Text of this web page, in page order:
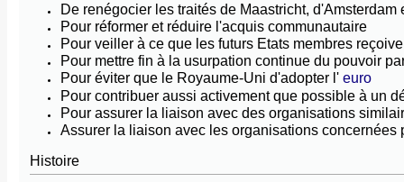
De renégocier les traités de Maastricht,
Pour réformer et réduire l'acquis communautaire
Pour veiller à ce que les futurs Etats membres
Pour mettre fin à la usurpation continue du pouvoir
Pour éviter que le Royaume-Uni d'adopter l' euro
Pour contribuer aussi activement que possible à un
Pour assurer la liaison avec des organisations
Assurer la liaison avec les organisations concernées
Histoire